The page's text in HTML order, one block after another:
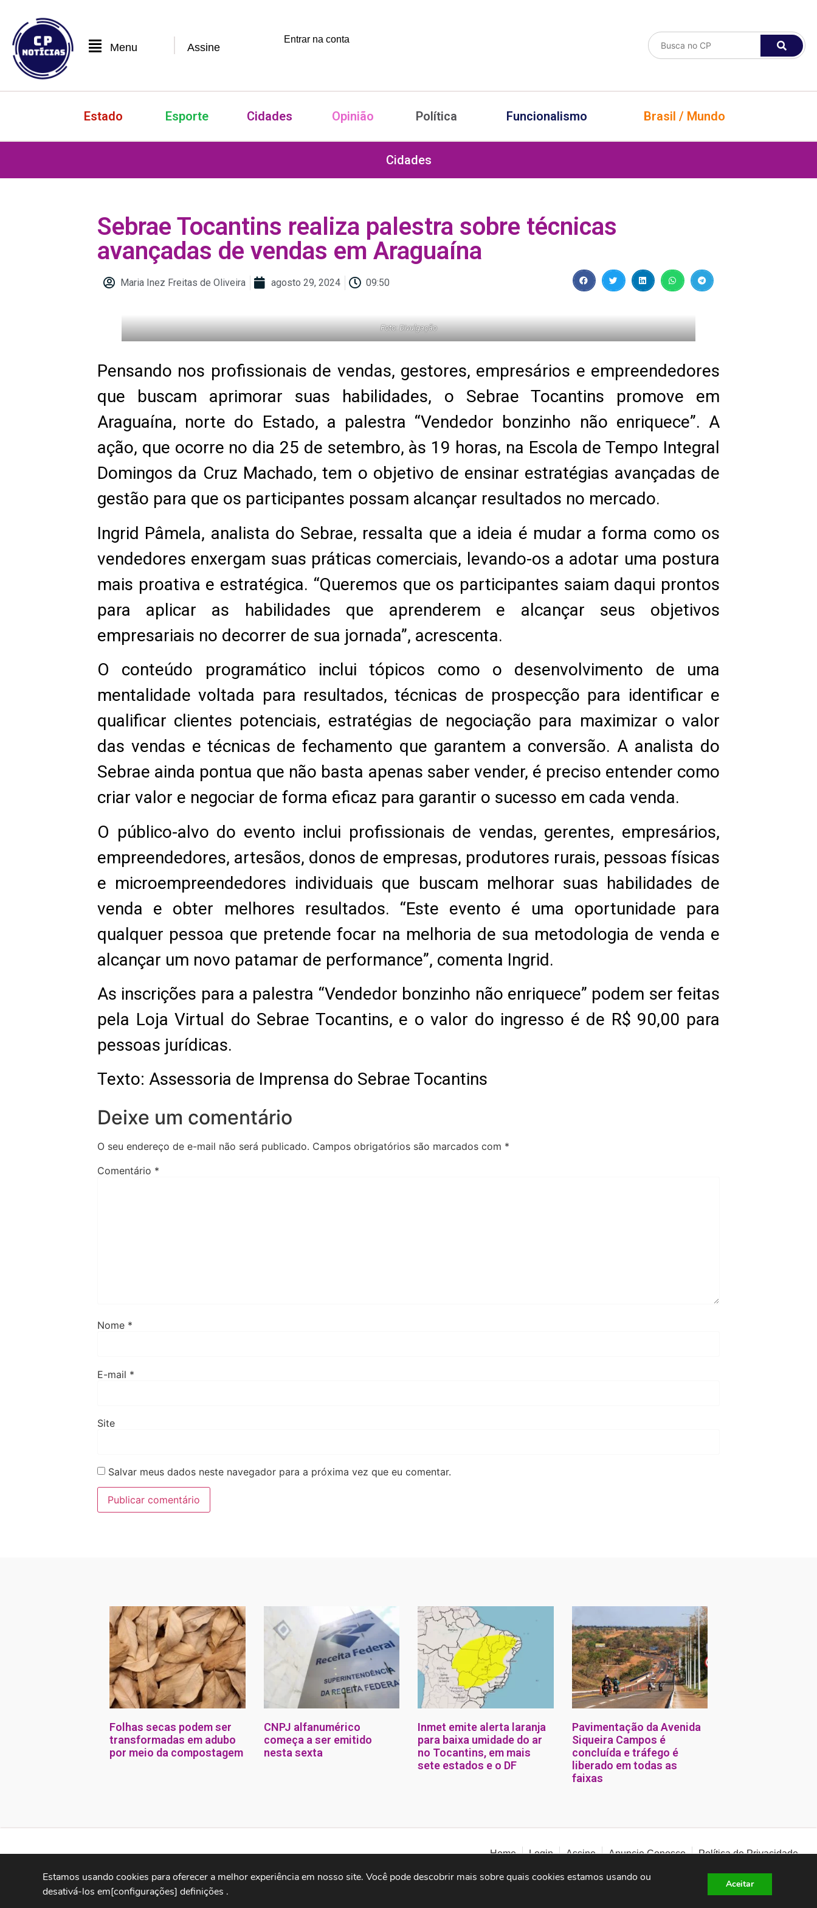
Menu Assine
Entrar na conta
Estado Esporte Cidades Opinião Política Funcionalismo Brasil / Mundo
Cidades
Sebrae Tocantins realiza palestra sobre técnicas
avançadas de vendas em Araguaína
Maria Inez Freitas de Oliveira agosto 29, 2024 09:50
Foto: Divulgação
Pensando nos profissionais de vendas, gestores, empresários e empreendedores
que buscam aprimorar suas habilidades, o Sebrae Tocantins promove em
Araguaína, norte do Estado, a palestra “Vendedor bonzinho não enriquece”. A
ação, que ocorre no dia 25 de setembro, às 19 horas, na Escola de Tempo Integral
Domingos da Cruz Machado, tem o objetivo de ensinar estratégias avançadas de
gestão para que os participantes possam alcançar resultados no mercado.
Ingrid Pâmela, analista do Sebrae, ressalta que a ideia é mudar a forma como os
vendedores enxergam suas práticas comerciais, levando-os a adotar uma postura
mais proativa e estratégica. “Queremos que os participantes saiam daqui prontos
para aplicar as habilidades que aprenderem e alcançar seus objetivos
empresariais no decorrer de sua jornada”, acrescenta.
O conteúdo programático inclui tópicos como o desenvolvimento de uma
mentalidade voltada para resultados, técnicas de prospecção para identificar e
qualificar clientes potenciais, estratégias de negociação para maximizar o valor
das vendas e técnicas de fechamento que garantem a conversão. A analista do
Sebrae ainda pontua que não basta apenas saber vender, é preciso entender como
criar valor e negociar de forma eficaz para garantir o sucesso em cada venda.
O público-alvo do evento inclui profissionais de vendas, gerentes, empresários,
empreendedores, artesãos, donos de empresas, produtores rurais, pessoas físicas
e microempreendedores individuais que buscam melhorar suas habilidades de
venda e obter melhores resultados. “Este evento é uma oportunidade para
qualquer pessoa que pretende focar na melhoria de sua metodologia de venda e
alcançar um novo patamar de performance”, comenta Ingrid.
As inscrições para a palestra “Vendedor bonzinho não enriquece” podem ser feitas
pela Loja Virtual do Sebrae Tocantins, e o valor do ingresso é de R$ 90,00 para
pessoas jurídicas.
Texto: Assessoria de Imprensa do Sebrae Tocantins
Deixe um comentário
O seu endereço de e-mail não será publicado. Campos obrigatórios são marcados com *
Comentário *
Nome *
E-mail *
Site
Salvar meus dados neste navegador para a próxima vez que eu comentar.
Folhas secas podem ser
transformadas em adubo
por meio da compostagem
CNPJ alfanumérico
começa a ser emitido
nesta sexta
Inmet emite alerta laranja
para baixa umidade do ar
no Tocantins, em mais
sete estados e o DF
Pavimentação da Avenida
Siqueira Campos é
concluída e tráfego é
liberado em todas as
faixas
E-mail: portalcpnoticias@gmail.com Fone: (63) 98454-5055
Home Login Assine Anuncie Conosco Política de Privacidade
Estamos usando cookies para oferecer a melhor experiência em nosso site. Você pode descobrir mais sobre quais cookies estamos usando ou
desativá-los em[configurações] definições .
Aceitar